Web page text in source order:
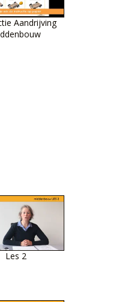
Aandrijving
Les 2